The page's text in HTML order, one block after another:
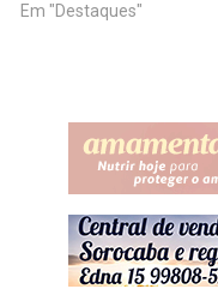
Em "Destaques"